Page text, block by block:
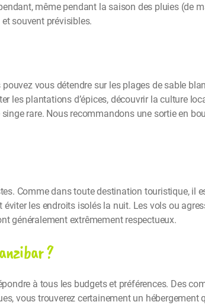
même pendant la saison des pluies (de
souvent prévisibles.
vous détendre sur les plages de sable
les plantations d’épices, découvrir la culture
rare. Nous recommandons une sortie en
Comme dans toute destination touristique, il
les endroits isolés la nuit. Les vols ou
généralement extrêmement respectueux.
?
à tous les budgets et préférences. Des
vous trouverez certainement un hébergement